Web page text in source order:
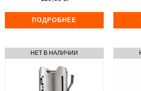
ПОДРОБНЕЕ